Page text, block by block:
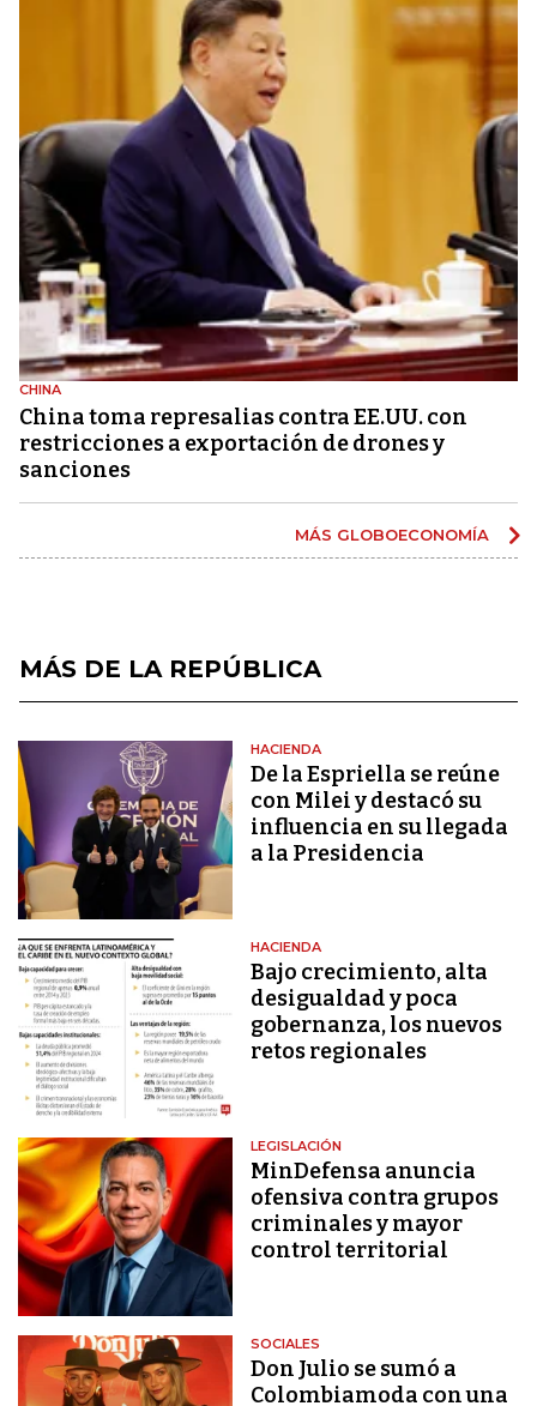
CHINA
China toma represalias contra EE.UU. con
restricciones a exportación de drones y
sanciones
MÁS GLOBOECONOMÍA
MÁS DE LA REPÚBLICA
HACIENDA
De la Espriella se reúne
con Milei y destacó su
influencia en su llegada
a la Presidencia
HACIENDA
Bajo crecimiento, alta
desigualdad y poca
gobernanza, los nuevos
retos regionales
LEGISLACIÓN
MinDefensa anuncia
ofensiva contra grupos
criminales y mayor
control territorial
SOCIALES
Don Julio se sumó a
Colombiamoda con una